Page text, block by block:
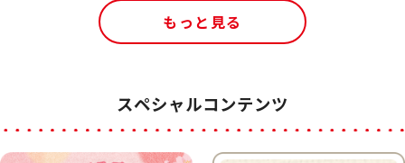
もっと見る
スペシャルコンテンツ